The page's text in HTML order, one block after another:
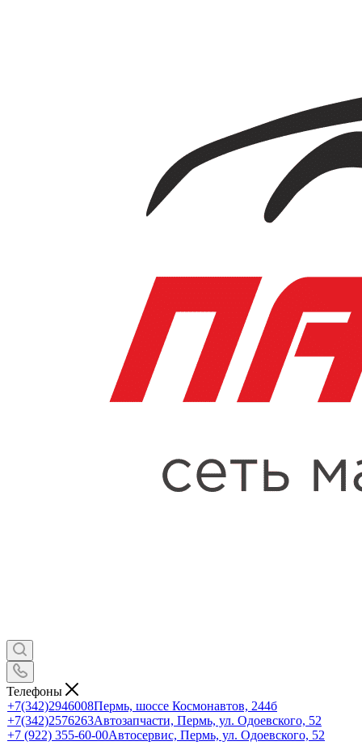
Телефоны
+7(342)2946008Пермь, шоссе Космонавтов, 244б
+7(342)2576263Автозапчасти, Пермь, ул. Одоевского, 52
+7 (922) 355-60-00Автосервис, Пермь, ул. Одоевского, 52